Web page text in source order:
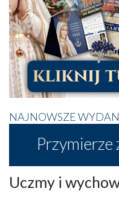
NAJNOWSZE
Przymierze
Uczmy i